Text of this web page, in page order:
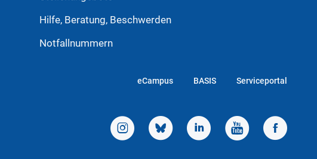
Hilfe, Beratung, Beschwerden
Notfallnummern
eCampus BASIS Serviceportal